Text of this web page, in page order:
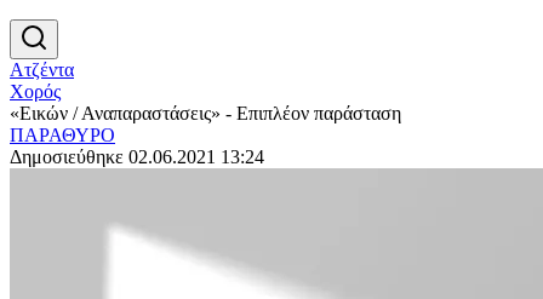
Ατζέντα
Χορός
«Εικών / Αναπαραστάσεις» - Επιπλέον παράσταση
ΠΑΡΑΘΥΡΟ
Δημοσιεύθηκε 02.06.2021 13:24